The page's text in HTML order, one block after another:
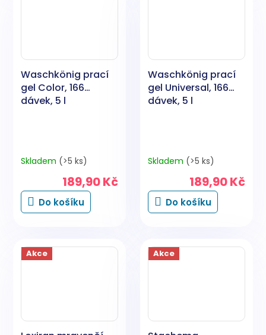
Waschkönig prací
gel Color, 166
dávek, 5 l
Skladem (>5 ks)
189,90 Kč
Do košíku
Waschkönig prací
gel Universal, 166
dávek, 5 l
Skladem (>5 ks)
189,90 Kč
Do košíku
Akce Akce